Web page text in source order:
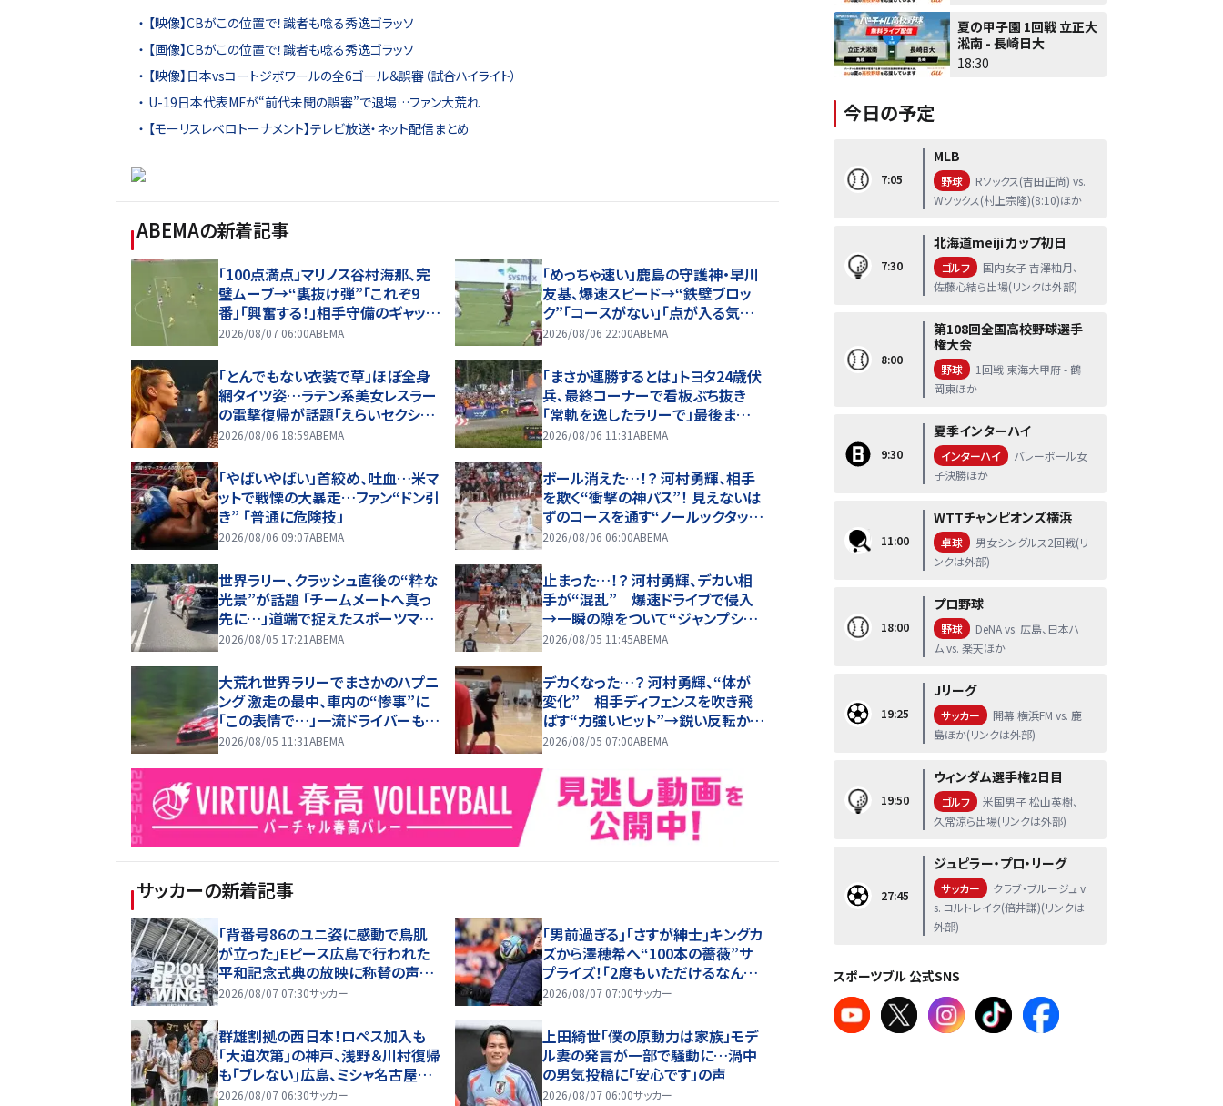
【映像】CBがこの位置で！識者も唸る秀逸ゴラッソ
【画像】CBがこの位置で！識者も唸る秀逸ゴラッソ
【映像】日本vsコートジボワールの全6ゴール＆誤審（試合ハイライト）
U-19日本代表MFが“前代未聞の誤審”で退場…ファン大荒れ
【モーリスレベロトーナメント】テレビ放送・ネット配信まとめ
ABEMAの新着記事
「100点満点」マリノス谷村海那、完
璧ムーブ→“裏抜け弾”「これぞ9
番」「興奮する！」相手守備のギャップ
を狙う”斜めの抜け出し”
2026/08/07 06:00ABEMA
「めっちゃ速い」鹿島の守護神・早川
友基、爆速スピード→“鉄壁ブロッ
ク”「コースがない」「点が入る気が
しない」驚異の判断力と飛び出しで
2026/08/06 22:00ABEMA
「とんでもない衣装で草」ほぼ全身
網タイツ姿…ラテン系美女レスラー
の電撃復帰が話題「えらいセクシ
ー」
2026/08/06 18:59ABEMA
「まさか連勝するとは」トヨタ24歳伏
兵、最終コーナーで看板ぶち抜き
「常軌を逸したラリーで」最後ま
で“全開”貫き躍動
2026/08/06 11:31ABEMA
「やばいやばい」首絞め、吐血…米マ
ットで戦慄の大暴走…ファン“ドン引
き” 「普通に危険技」
2026/08/06 09:07ABEMA
ボール消えた…！？ 河村勇輝、相手
を欺く“衝撃の神パス”！ 見えないは
ずのコースを通す“ノールックタッ
プ”… 完璧アシストにアリーナ熱狂
2026/08/06 06:00ABEMA
世界ラリー、クラッシュ直後の“粋な
光景”が話題 「チームメートへ真っ
先に…」道端で捉えたスポーツマン
シップに称賛の声
2026/08/05 17:21ABEMA
止まった…！？ 河村勇輝、デカい相
手が“混乱” 爆速ドライブで侵入
→一瞬の隙をついて“ジャンプシュ
ート”炸裂
2026/08/05 11:45ABEMA
大荒れ世界ラリーでまさかのハプニ
ング 激走の最中、車内の“惨事”に
「この表情で…」一流ドライバーも必
死の形相
2026/08/05 11:31ABEMA
デカくなった…？ 河村勇輝、“体が
変化” 相手ディフェンスを吹き飛
ばす“力強いヒット”→鋭い反転か
ら“ターンアラウンドジャンパー”
2026/08/05 07:00ABEMA
サッカーの新着記事
｢背番号86のユニ姿に感動で鳥肌
が立った｣Eピース広島で行われた
平和記念式典の放映に称賛の声
｢素晴らしい取り組み｣｢平和を祈る
2026/08/07 07:30サッカー
｢男前過ぎる｣｢さすが紳士｣キングカ
ズから澤穂希へ“100本の薔薇”サ
プライズ！｢2度もいただけるなん
て…｣豪華レジェンド2ショットに大
2026/08/07 07:00サッカー
群雄割拠の西日本！ロペス加入も
｢大迫次第｣の神戸、浅野＆川村復帰
も｢ブレない｣広島、ミシャ名古屋
は？【Jリーグ開幕｢初の秋春制｣の
2026/08/07 06:30サッカー
上田綺世「僕の原動力は家族」モデ
ル妻の発言が一部で騒動に…渦中
の男気投稿に「安心です」の声
2026/08/07 06:00サッカー
夏の甲子園 1回戦 立正大
淞南 - 長崎日大
18:30
今日の予定
7:05
MLB
野球
Rソックス(吉田正尚) vs.
Wソックス(村上宗隆)(8:10)ほか
7:30
北海道meiji カップ初日
ゴルフ
国内女子 吉澤柚月、
佐藤心結ら出場(リンクは外部)
8:00
第108回全国高校野球選手
権大会
野球
1回戦 東海大甲府 - 鶴
岡東ほか
9:30
夏季インターハイ
インターハイ
バレーボール女
子決勝ほか
11:00
WTTチャンピオンズ横浜
卓球
男女シングルス2回戦(リ
ンクは外部)
18:00
プロ野球
野球
DeNA vs. 広島、日本ハ
ム vs. 楽天ほか
19:25
Jリーグ
サッカー
開幕 横浜FM vs. 鹿
島ほか(リンクは外部)
19:50
ウィンダム選手権2日目
ゴルフ
米国男子 松山英樹、
久常涼ら出場(リンクは外部)
27:45
ジュピラー・プロ・リーグ
サッカー
クラブ・ブルージュ v
s. コルトレイク(倍井謙)(リンクは
外部)
スポーツブル 公式SNS